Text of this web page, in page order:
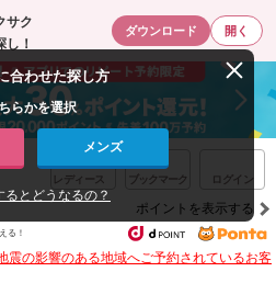
サク
！
ダウンロード 開く
レディース ブックマーク ログイン
ポイントを表示する
る！
震の影響のある地域へご予約されているお客
合わせた探し方
らかを選択
メンズ
るとどうなるの？